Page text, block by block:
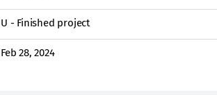
U - Finished project
Feb 28, 2024